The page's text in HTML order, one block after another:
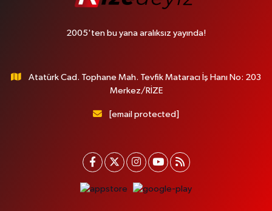
2005'ten bu yana aralıksız yayında!
Atatürk Cad. Tophane Mah. Tevfik Mataracı İş Hanı No: 203
Merkez/RİZE
[email protected]